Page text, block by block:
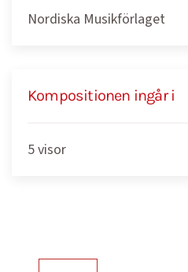
Nordiska Musikförlaget
Kompositionen ingår i
5 visor